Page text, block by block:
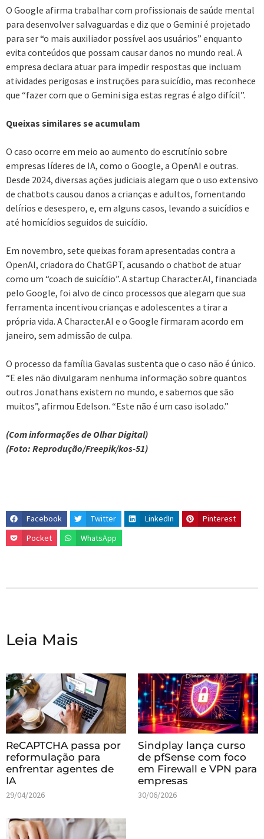
O Google afirma trabalhar com profissionais de saúde mental
para desenvolver salvaguardas e diz que o Gemini é projetado
para ser “o mais auxiliador possível aos usuários” enquanto
evita conteúdos que possam causar danos no mundo real. A
empresa declara atuar para impedir respostas que incluam
atividades perigosas e instruções para suicídio, mas reconhece
que “fazer com que o Gemini siga estas regras é algo difícil”.
Queixas similares se acumulam
O caso ocorre em meio ao aumento do escrutínio sobre
empresas líderes de IA, como o Google, a OpenAI e outras.
Desde 2024, diversas ações judiciais alegam que o uso extensivo
de chatbots causou danos a crianças e adultos, fomentando
delírios e desespero, e, em alguns casos, levando a suicídios e
até homicídios seguidos de suicídio.
Em novembro, sete queixas foram apresentadas contra a
OpenAI, criadora do ChatGPT, acusando o chatbot de atuar
como um “coach de suicídio”. A startup Character.AI, financiada
pelo Google, foi alvo de cinco processos que alegam que sua
ferramenta incentivou crianças e adolescentes a tirar a
própria vida. A Character.AI e o Google firmaram acordo em
janeiro, sem admissão de culpa.
O processo da família Gavalas sustenta que o caso não é único.
“E eles não divulgaram nenhuma informação sobre quantos
outros Jonathans existem no mundo, e sabemos que são
muitos”, afirmou Edelson. “Este não é um caso isolado.”
(Com informações de Olhar Digital)
(Foto: Reprodução/Freepik/kos-51)
Facebook Twitter LinkedIn
Pinterest
Pocket
WhatsApp
Leia Mais
ReCAPTCHA passa por
reformulação para
enfrentar agentes de
IA
29/04/2026
Sindplay lança curso
de pfSense com foco
em Firewall e VPN para
empresas
30/06/2026